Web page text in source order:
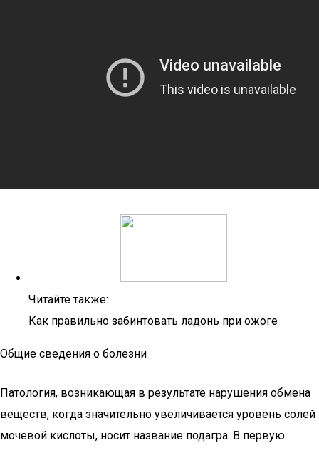
Читайте также:
Как правильно забинтовать ладонь при ожоге
Общие сведения о болезни
Патология, возникающая в результате нарушения обмена
веществ, когда значительно увеличивается уровень солей
мочевой кислоты, носит название подагра. В первую